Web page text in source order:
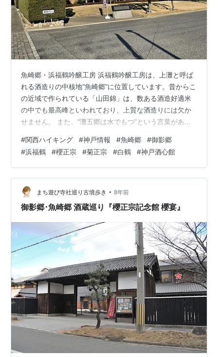
魚崎郷・浜福鶴吟醸工房 浜福鶴吟醸工房は、上灘と呼ば
れる酒造りの中核地“魚崎郷”に位置しています。昔からこ
の近域で作られている「山田錦」は、数ある酒造好適米
の中でも最高峰といわれており、上質な酒造りには欠か
せません。 また、“灘五郷は水でもつ”という言葉がある
の伏流水が豊かに湧き出る地としても有名です。「六甲
おろし」と呼ばれる冷たい風や、海運に有利な地勢にも
恵まれ、灘の醸造技術は極限まで高められていきまし
た。江戸時代には「上方の下り酒」として、大名から商
家、庶民と広く愛され、最盛期には江戸の酒の８割方が
灘の下り酒で占められたともいわれています。…
#関西ハイキング #神戸情報 #魚崎郷 #御影郷
#浜福鶴 #櫻正宗 #菊正宗 #白鶴 #神戸酒心館
まち遊び寺社巡り古墳歩き • 8年前
御影郷･魚崎郷 酒蔵巡り『櫻正宗記念館 櫻宴』